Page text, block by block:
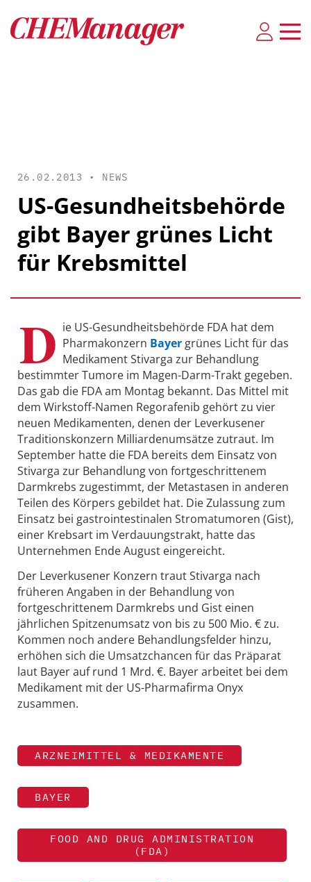
26.02.2013 • NEWS
US-Gesundheitsbehörde
gibt Bayer grünes Licht
für Krebsmittel
D ie US-Gesundheitsbehörde FDA hat dem
Pharmakonzern Bayer grünes Licht für das
Medikament Stivarga zur Behandlung
bestimmter Tumore im Magen-Darm-Trakt gegeben.
Das gab die FDA am Montag bekannt. Das Mittel mit
dem Wirkstoff-Namen Regorafenib gehört zu vier
neuen Medikamenten, denen der Leverkusener
Traditionskonzern Milliardenumsätze zutraut. Im
September hatte die FDA bereits dem Einsatz von
Stivarga zur Behandlung von fortgeschrittenem
Darmkrebs zugestimmt, der Metastasen in anderen
Teilen des Körpers gebildet hat. Die Zulassung zum
Einsatz bei gastrointestinalen Stromatumoren (Gist),
einer Krebsart im Verdauungstrakt, hatte das
Unternehmen Ende August eingereicht.
Der Leverkusener Konzern traut Stivarga nach
früheren Angaben in der Behandlung von
fortgeschrittenem Darmkrebs und Gist einen
jährlichen Spitzenumsatz von bis zu 500 Mio. € zu.
Kommen noch andere Behandlungsfelder hinzu,
erhöhen sich die Umsatzchancen für das Präparat
laut Bayer auf rund 1 Mrd. €. Bayer arbeitet bei dem
Medikament mit der US-Pharmafirma Onyx
zusammen.
ARZNEIMITTEL & MEDIKAMENTE
BAYER
FOOD AND DRUG ADMINISTRATION
(FDA)